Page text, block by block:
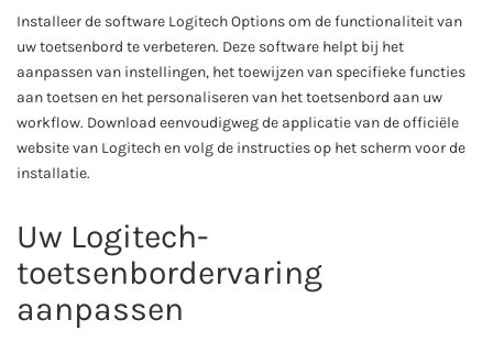
Installeer de software Logitech Options om de functionaliteit van
uw toetsenbord te verbeteren. Deze software helpt bij het
aanpassen van instellingen, het toewijzen van specifieke functies
aan toetsen en het personaliseren van het toetsenbord aan uw
workflow. Download eenvoudigweg de applicatie van de officiële
website van Logitech en volg de instructies op het scherm voor de
installatie.
Uw Logitech-
toetsenbordervaring
aanpassen